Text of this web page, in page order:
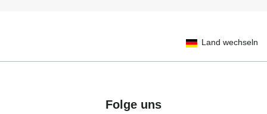
Land wechseln
Folge uns